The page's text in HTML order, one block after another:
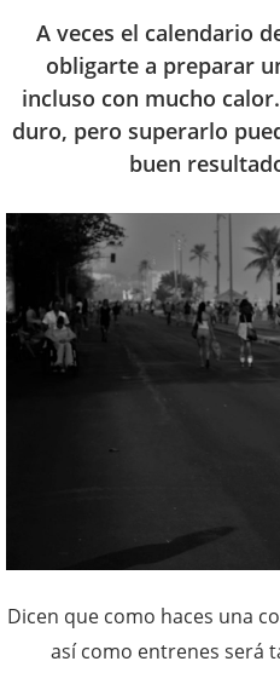
A veces el calendario
obligarte a preparar
incluso con mucho
duro, pero superarlo
buen
Dicen que como haces una
así como entrenes será